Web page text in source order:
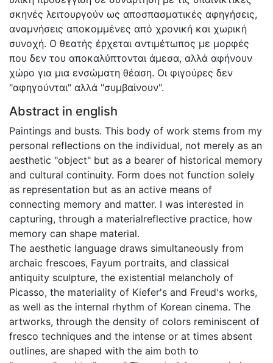
σκηνές λειτουργούν ως αποσπασματικές αφηγήσεις,
αναμνήσεις αποκομμένες από χρονική και χωρική
συνοχή. Ο θεατής έρχεται αντιμέτωπος με μορφές
που δεν του αποκαλύπτονται άμεσα, αλλά αφήνουν
χώρο για μια ενσώματη θέαση. Οι φιγούρες δεν
"αφηγούνται" αλλά "συμβαίνουν".
Abstract in english
Paintings and busts. This body of work stems from my
personal reflections on the individual, not merely as an
aesthetic "object" but as a bearer of historical memory
and cultural continuity. Form does not function solely
as representation but as an active means of
connecting memory and matter. I was interested in
capturing, through a materialreflective practice, how
memory can shape material.
The aesthetic language draws simultaneously from
archaic frescoes, Fayum portraits, and classical
antiquity sculpture, the existential melancholy of
Picasso, the materiality of Kiefer's and Freud's works,
as well as the internal rhythm of Korean cinema. The
artworks, through the density of colors reminiscent of
fresco techniques and the intense or at times absent
outlines, are shaped with the aim both to